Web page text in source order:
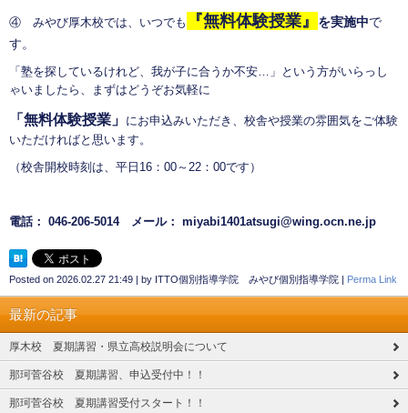
④ みやび厚木校では、いつでも 『無料体験授業』 を実施中で
す。
「塾を探しているけれど、我が子に合うか不安…」という方がいらっし
ゃいましたら、まずはどうぞお気軽に
「無料体験授業」 にお申込みいただき、校舎や授業の雰囲気をご体験
いただければと思います。
（校舎開校時刻は、平日16：00～22：00です）
電話： 046-206-5014 メール： miyabi1401atsugi@wing.ocn.ne.jp
Posted on 2026.02.27 21:49 | by ITTO個別指導学院 みやび個別指導学院 | Perma Link
最新の記事
厚木校 夏期講習・県立高校説明会について
那珂菅谷校 夏期講習、申込受付中！！
那珂菅谷校 夏期講習受付スタート！！